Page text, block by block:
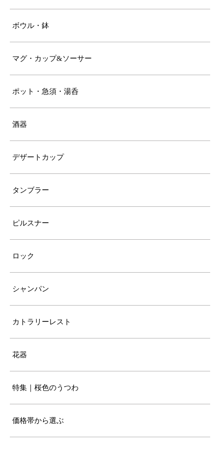
ボウル・鉢
マグ・カップ&ソーサー
ポット・急須・湯呑
酒器
デザートカップ
タンブラー
ピルスナー
ロック
シャンパン
カトラリーレスト
花器
特集｜桜色のうつわ
価格帯から選ぶ